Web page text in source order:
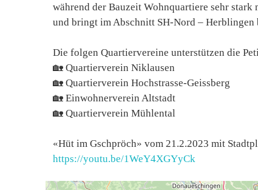
während der Bauzeit Wohnquartiere sehr
und bringt im Abschnitt SH-Nord – Herblingen
Die folgen Quartiervereine unterstützen die
🏡 Quartierverein Niklausen
🏡 Quartierverein Hochstrasse-Geissberg
🏡 Einwohnerverein Altstadt
🏡 Quartierverein Mühlental
«Hüt im Gschpröch» vom 21.2.2023 mit
https://youtu.be/1WeY4XGYyCk